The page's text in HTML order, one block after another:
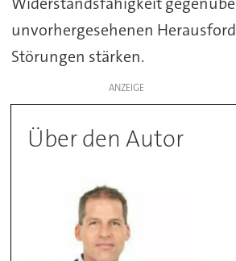
unvorhergesehenen
Störungen stärken.
ANZEIGE
Über den Autor